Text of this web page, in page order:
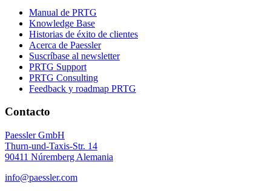
Manual de PRTG
Knowledge Base
Historias de éxito de clientes
Acerca de Paessler
Suscríbase al newsletter
PRTG Support
PRTG Consulting
Feedback y roadmap PRTG
Contacto
Paessler GmbH
Thurn-und-Taxis-Str. 14
90411 Núremberg Alemania
info@paessler.com